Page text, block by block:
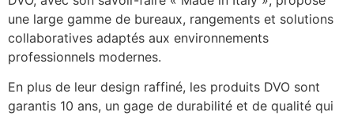
une large gamme de bureaux, rangements et solutions
collaboratives adaptés aux environnements
professionnels modernes.
En plus de leur design raffiné, les produits DVO sont
garantis 10 ans, un gage de durabilité et de qualité qui